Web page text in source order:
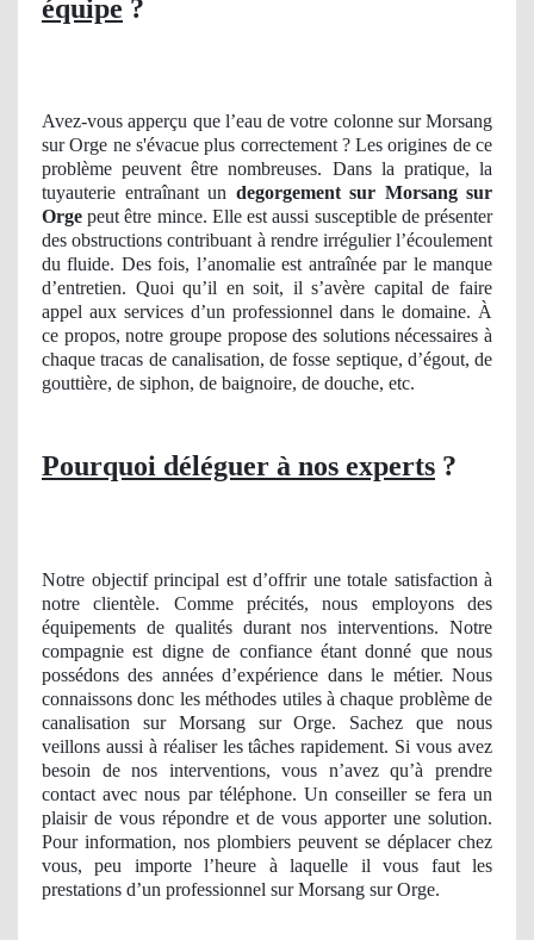
équipe ?
Avez-vous apperçu que l’eau de votre colonne sur Morsang
sur Orge ne s'évacue plus correctement ? Les origines de ce
problème peuvent être nombreuses. Dans la pratique, la
tuyauterie entraînant un degorgement sur Morsang sur
Orge peut être mince. Elle est aussi susceptible de présenter
des obstructions contribuant à rendre irrégulier l’écoulement
du fluide. Des fois, l’anomalie est antraînée par le manque
d’entretien. Quoi qu’il en soit, il s’avère capital de faire
appel aux services d’un professionnel dans le domaine. À
ce propos, notre groupe propose des solutions nécessaires à
chaque tracas de canalisation, de fosse septique, d’égout, de
gouttière, de siphon, de baignoire, de douche, etc.
Pourquoi déléguer à nos experts ?
Notre objectif principal est d’offrir une totale satisfaction à
notre clientèle. Comme précités, nous employons des
équipements de qualités durant nos interventions. Notre
compagnie est digne de confiance étant donné que nous
possédons des années d’expérience dans le métier. Nous
connaissons donc les méthodes utiles à chaque problème de
canalisation sur Morsang sur Orge. Sachez que nous
veillons aussi à réaliser les tâches rapidement. Si vous avez
besoin de nos interventions, vous n’avez qu’à prendre
contact avec nous par téléphone. Un conseiller se fera un
plaisir de vous répondre et de vous apporter une solution.
Pour information, nos plombiers peuvent se déplacer chez
vous, peu importe l’heure à laquelle il vous faut les
prestations d’un professionnel sur Morsang sur Orge.